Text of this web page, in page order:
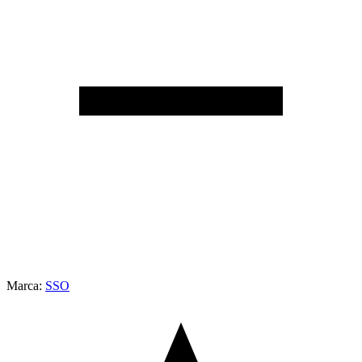
Marca: SSO